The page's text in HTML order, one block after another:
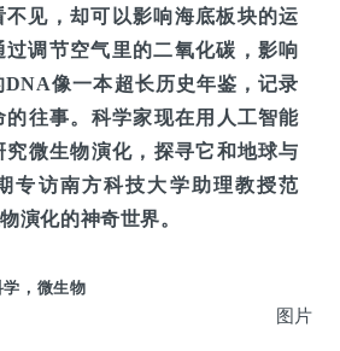
不见，却可以影响海底板块的运
过调节空气里的二氧化碳，影响
像一本超长历史年鉴，记录
的往事。科学家现在用人工智能
微生物演化，探寻它和地球与
专访南方科技大学助理教授范
演化的神奇世界。
，微生物